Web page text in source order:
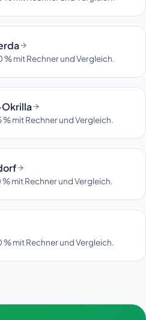
mit Rechner und Vergleich.
mit Rechner und Vergleich.
mit Rechner und Vergleich.
mit Rechner und Vergleich.